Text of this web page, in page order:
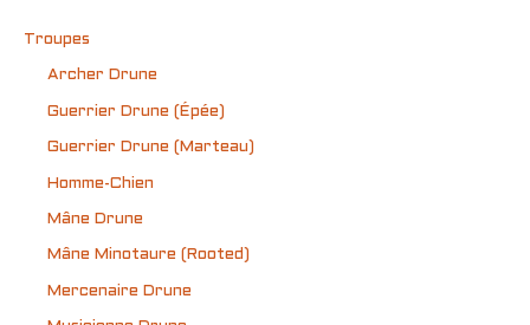
Troupes
Archer Drune
Guerrier Drune (Épée)
Guerrier Drune (Marteau)
Homme-Chien
Mâne Drune
Mâne Minotaure (Rooted)
Mercenaire Drune